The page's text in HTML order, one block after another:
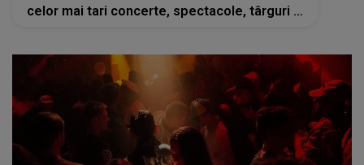
celor mai tari concerte, spectacole, târguri și